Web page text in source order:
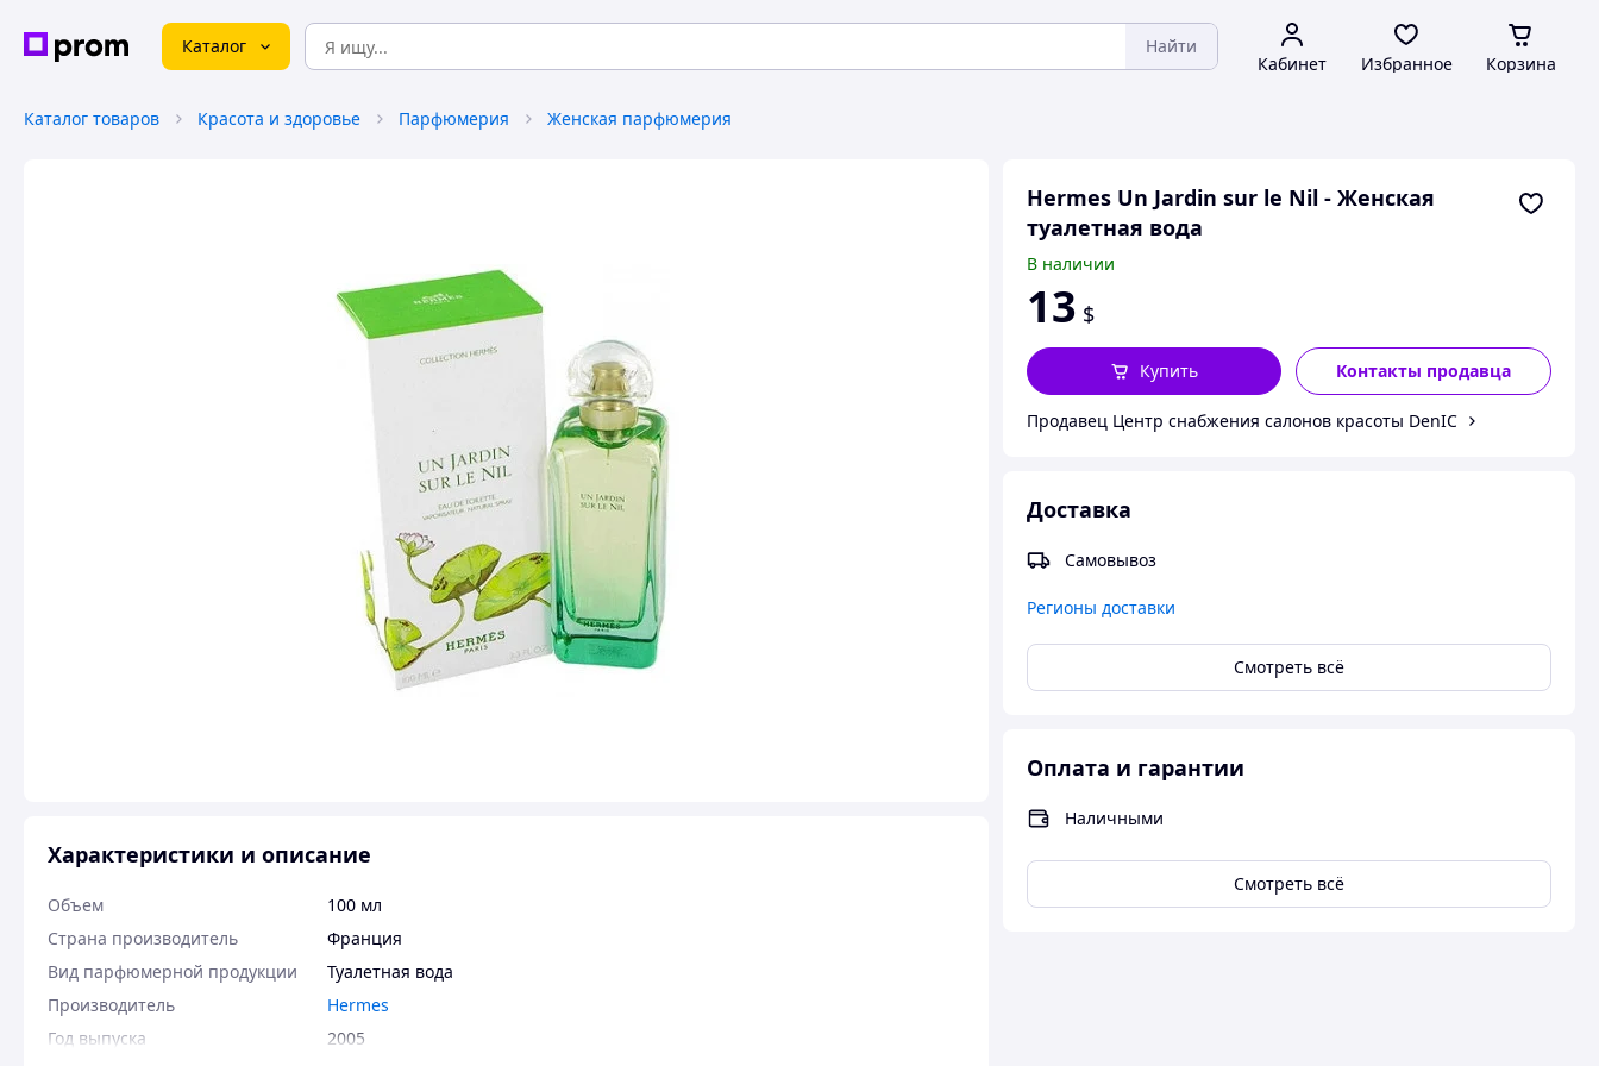
Каталог Найти
Кабинет Избранное Корзина
Каталог товаров Красота и здоровье Парфюмерия Женская парфюмерия
Hermes Un Jardin sur le Nil - Женская
туалетная вода
В наличии
13 $
Контакты продавца
Купить
Продавец Центр снабжения салонов красоты DenIC
Доставка
Самовывоз
Регионы доставки
Смотреть всё
Оплата и гарантии
Наличными
Смотреть всё
Характеристики и описание
Объем
100 мл
Страна производитель
Франция
Вид парфюмерной продукции
Туалетная вода
Производитель
Hermes
Год выпуска
2005